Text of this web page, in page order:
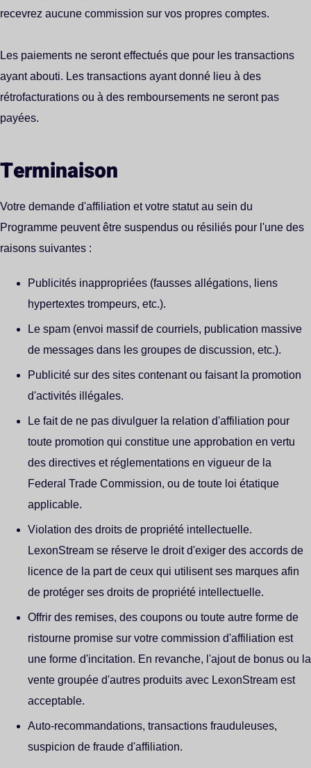
recevrez aucune commission sur vos propres comptes.
Les paiements ne seront effectués que pour les transactions
ayant abouti. Les transactions ayant donné lieu à des
rétrofacturations ou à des remboursements ne seront pas
payées.
Terminaison
Votre demande d'affiliation et votre statut au sein du
Programme peuvent être suspendus ou résiliés pour l'une des
raisons suivantes :
Publicités inappropriées (fausses allégations, liens
hypertextes trompeurs, etc.).
Le spam (envoi massif de courriels, publication massive
de messages dans les groupes de discussion, etc.).
Publicité sur des sites contenant ou faisant la promotion
d'activités illégales.
Le fait de ne pas divulguer la relation d'affiliation pour
toute promotion qui constitue une approbation en vertu
des directives et réglementations en vigueur de la
Federal Trade Commission, ou de toute loi étatique
applicable.
Violation des droits de propriété intellectuelle.
LexonStream se réserve le droit d'exiger des accords de
licence de la part de ceux qui utilisent ses marques afin
de protéger ses droits de propriété intellectuelle.
Offrir des remises, des coupons ou toute autre forme de
ristourne promise sur votre commission d'affiliation est
une forme d'incitation. En revanche, l'ajout de bonus ou la
vente groupée d'autres produits avec LexonStream est
acceptable.
Auto-recommandations, transactions frauduleuses,
suspicion de fraude d'affiliation.